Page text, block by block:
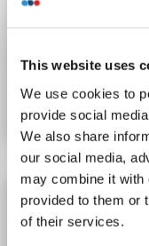
This website uses
We use cookies to
provide social
We also share
our social media,
may combine it with
provided to them or
of their services.
N° du produit
Fiche
NAGLU
NAGLU Reactivité: